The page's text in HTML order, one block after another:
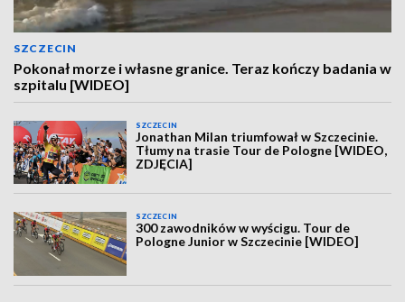
SZCZECIN
Pokonał morze i własne granice. Teraz kończy badania w
szpitalu [WIDEO]
SZCZECIN
Jonathan Milan triumfował w Szczecinie.
Tłumy na trasie Tour de Pologne [WIDEO,
ZDJĘCIA]
SZCZECIN
300 zawodników w wyścigu. Tour de
Pologne Junior w Szczecinie [WIDEO]